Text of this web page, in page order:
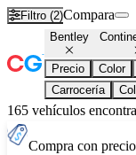
Filtro (2)Compara
Bentley
Precio Color
Carrocería
165 vehículos
Compra con